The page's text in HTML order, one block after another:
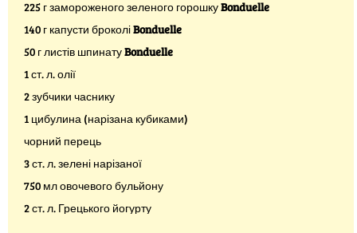
225 г замороженого зеленого горошкуBonduelle
140 г капусти броколіBonduelle
50 г листів шпинатуBonduelle
1 ст. л. олії
2 зубчики часнику
1 цибулина (нарізана кубиками)
чорний перець
3 ст. л. зелені нарізаної
750 мл овочевого бульйону
2 ст. л. Грецького йогурту